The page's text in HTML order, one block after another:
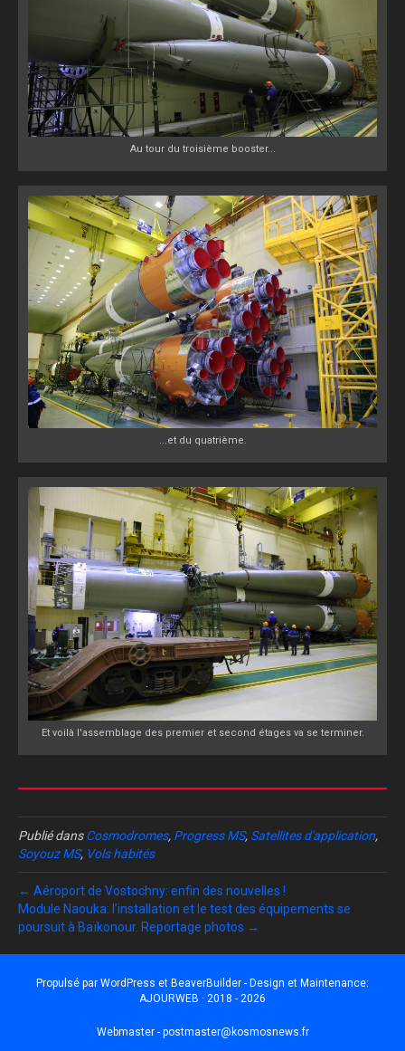
Au tour du troisième booster...
...et du quatrième.
Et voilà l'assemblage des premier et second étages va se terminer.
Publié dansCosmodromes, Progress MS, Satellites d'application,
Soyouz MS, Vols habités
← Aéroport de Vostochny: enfin des nouvelles !
Module Naouka: l’installation et le test des équipements se
poursuit à Baïkonour. Reportage photos →
Propulsé par WordPress et BeaverBuilder - Design et Maintenance:
AJOURWEB · 2018 - 2026
Webmaster - postmaster@kosmosnews.fr